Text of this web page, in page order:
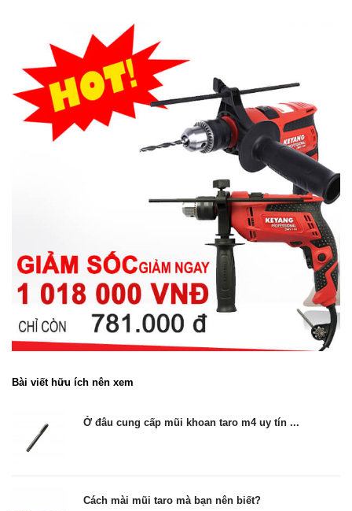
Bài viết hữu ích nên xem
Ở đâu cung cấp mũi khoan taro m4 uy tín ...
Cách mài mũi taro mà bạn nên biết?